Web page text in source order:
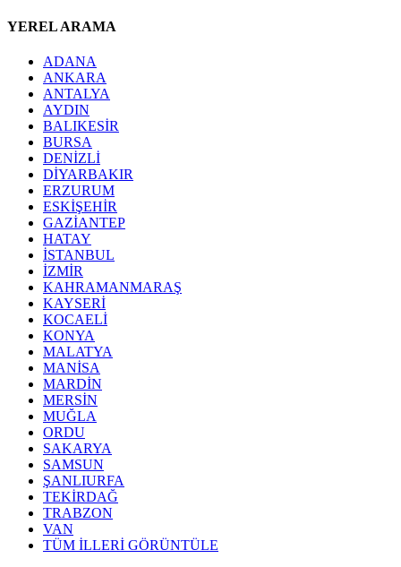
YEREL ARAMA
ADANA
ANKARA
ANTALYA
AYDIN
BALIKESİR
BURSA
DENİZLİ
DİYARBAKIR
ERZURUM
ESKİŞEHİR
GAZİANTEP
HATAY
İSTANBUL
İZMİR
KAHRAMANMARAŞ
KAYSERİ
KOCAELİ
KONYA
MALATYA
MANİSA
MARDİN
MERSİN
MUĞLA
ORDU
SAKARYA
SAMSUN
ŞANLIURFA
TEKİRDAĞ
TRABZON
VAN
TÜM İLLERİ GÖRÜNTÜLE